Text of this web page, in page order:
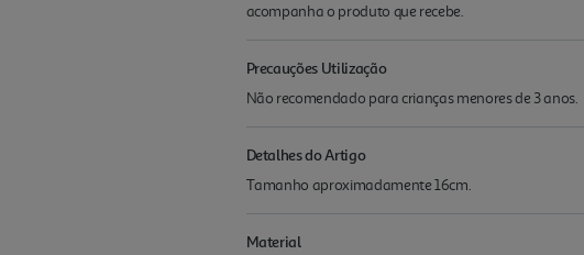
acompanha o produto que recebe.
Precauções Utilização
Não recomendado para crianças menores de 3 anos.
Detalhes do Artigo
Tamanho aproximadamente 16cm.
Material